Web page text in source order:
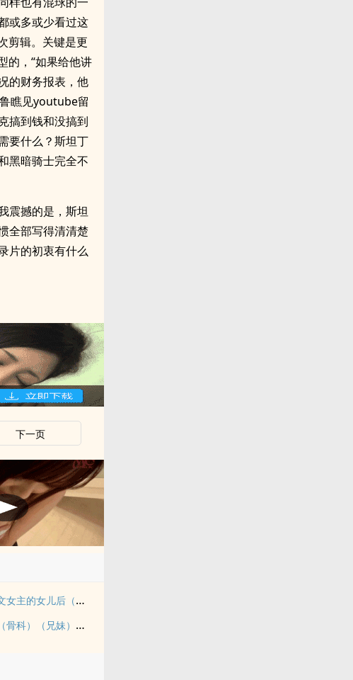
或多或少看过这
剪辑。关键是更
的，“如果给他讲
的财务报表，他
瞧见youtube留
搞到钱和没搞到
要什么？斯坦丁
黑暗骑士完全不
震撼的是，斯坦
全部写得清清楚
片的初衷有什么
下一页
转生成为肉文女主的女儿后（星际nph）
《玉壶传》（骨科）（兄妹）（np）